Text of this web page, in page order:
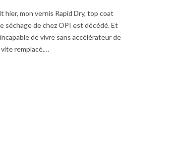
hier, mon vernis Rapid Dry, top coat
séchage de chez OPI est décédé. Et
de vivre sans accélérateur de
vite remplacé,…